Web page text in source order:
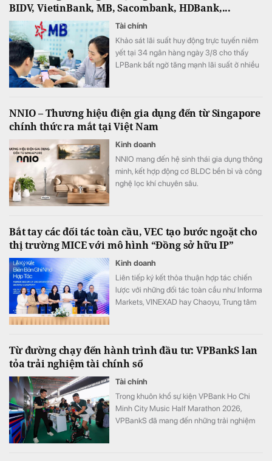
BIDV, VietinBank, MB, Sacombank, HDBank,...
Tài chính
Khảo sát lãi suất huy động trực tuyến niêm
yết tại 34 ngân hàng ngày 3/8 cho thấy
LPBank bất ngờ tăng mạnh lãi suất ở nhiều
NNIO – Thương hiệu điện gia dụng đến từ Singapore
chính thức ra mắt tại Việt Nam
Kinh doanh
NNIO mang đến hệ sinh thái gia dụng thông
minh, kết hợp động cơ BLDC bền bỉ và công
nghệ lọc khí chuyên sâu.
Bắt tay các đối tác toàn cầu, VEC tạo bước ngoặt cho
thị trường MICE với mô hình “Đồng sở hữu IP”
Kinh doanh
Liên tiếp ký kết thỏa thuận hợp tác chiến
lược với những đối tác toàn cầu như Informa
Markets, VINEXAD hay Chaoyu, Trung tâm
Từ đường chạy đến hành trình đầu tư: VPBankS lan
tỏa trải nghiệm tài chính số
Tài chính
Trong khuôn khổ sự kiện VPBank Ho Chi
Minh City Music Half Marathon 2026,
VPBankS đã mang đến những trải nghiệm